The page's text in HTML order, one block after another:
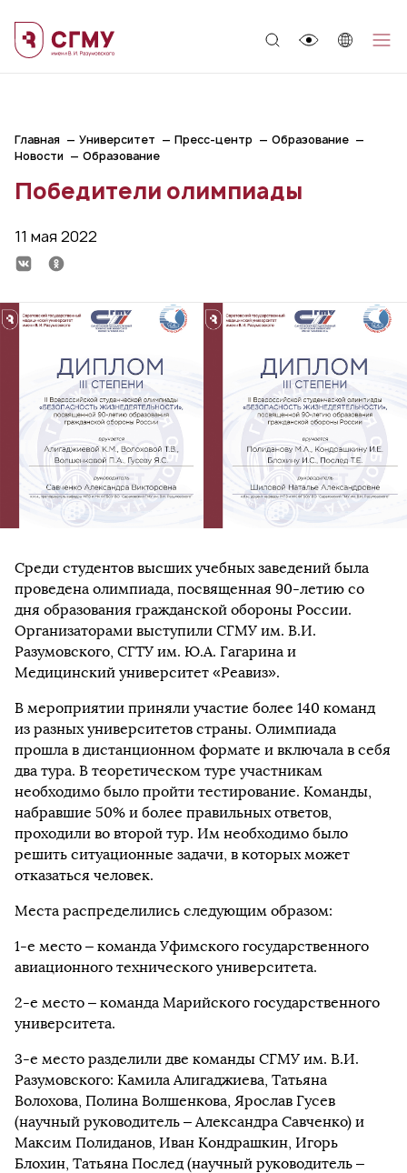
Главная Университет Пресс-центр
Образование
Новости
Образование
Победители олимпиады
11 мая 2022
Среди студентов высших учебных заведений была
проведена олимпиада, посвященная 90-летию со
дня образования гражданской обороны России.
Организаторами выступили СГМУ им. В.И.
Разумовского, СГТУ им. Ю.А. Гагарина и
Медицинский университет «Реавиз».
В мероприятии приняли участие более 140 команд
из разных университетов страны. Олимпиада
прошла в дистанционном формате и включала в себя
два тура. В теоретическом туре участникам
необходимо было пройти тестирование. Команды,
набравшие 50% и более правильных ответов,
проходили во второй тур. Им необходимо было
решить ситуационные задачи, в которых может
отказаться человек.
Места распределились следующим образом:
1-е место – команда Уфимского государственного
авиационного технического университета.
2-е место – команда Марийского государственного
университета.
3-е место разделили две команды СГМУ им. В.И.
Разумовского: Камила Алигаджиева, Татьяна
Волохова, Полина Волшенкова, Ярослав Гусев
(научный руководитель – Александра Савченко) и
Максим Полиданов, Иван Кондрашкин, Игорь
Блохин, Татьяна Послед (научный руководитель –